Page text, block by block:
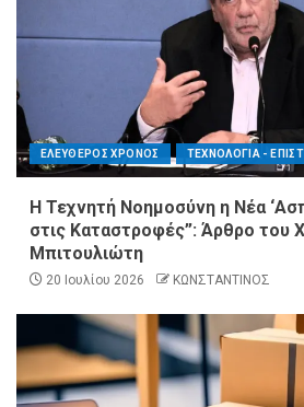
ΕΛΕΥΘΕΡΟΣ ΧΡΟΝΟΣ ΤΕΧΝΟΛΟΓΙΑ -
Η Τεχνητή Νοημοσύνη η Νέα
στις Καταστροφές”: Άρθρο του
Μπιτουλιώτη
20 Ιουλίου 2026 ΚΩΝΣΤΑΝΤΙΝΟΣ